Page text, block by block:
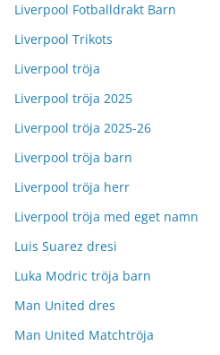
Liverpool Fotballdrakt Barn
Liverpool Trikots
Liverpool tröja
Liverpool tröja 2025
Liverpool tröja 2025-26
Liverpool tröja barn
Liverpool tröja herr
Liverpool tröja med eget namn
Luis Suarez dresi
Luka Modric tröja barn
Man United dres
Man United Matchtröja